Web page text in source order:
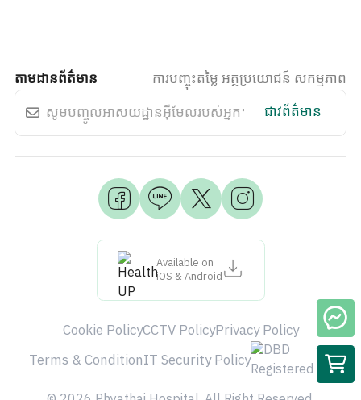
Available on
iOS & Android
តាមដានព័ត៌មាន
ការបញ្ចុះតម្លៃ អត្ថប្រយោជន៍ សកម្មភាព
ជាវព័ត៌មាន
Cookie PolicyCCTV PolicyPrivacy Policy
Terms & ConditionIT Security Policy